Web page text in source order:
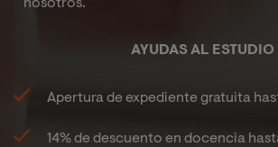
nosotros.
AYUDAS AL ESTUDIO
Apertura de expediente gratuita
14%de descuento en docencia